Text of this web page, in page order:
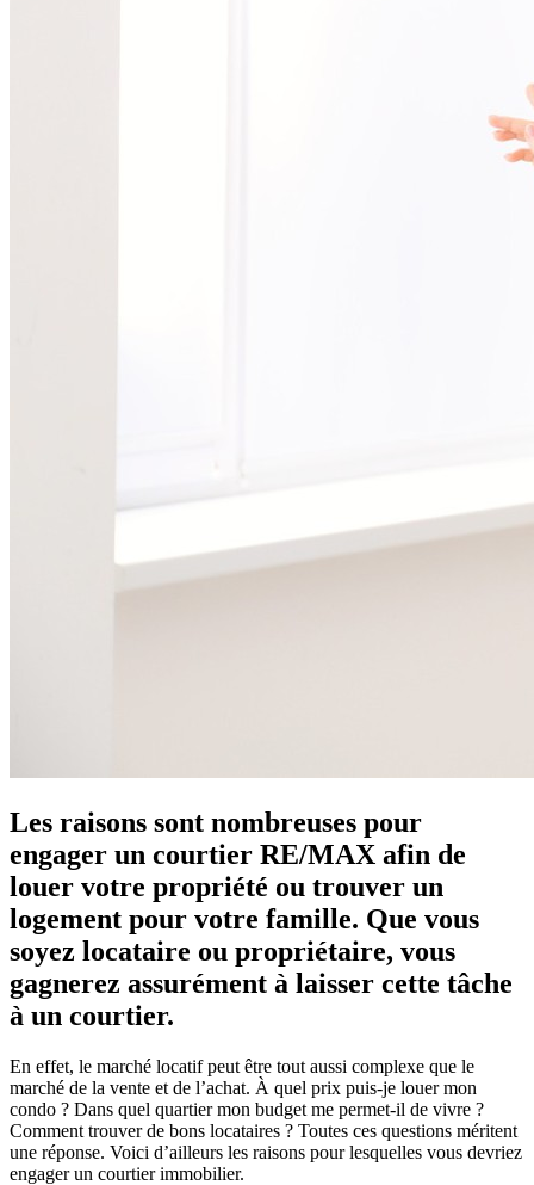
Les raisons sont nombreuses pour
engager un courtier RE/MAX afin de
louer votre propriété ou trouver un
logement pour votre famille. Que vous
soyez locataire ou propriétaire, vous
gagnerez assurément à laisser cette tâche
à un courtier.
En effet, le marché locatif peut être tout aussi complexe que le
marché de la vente et de l’achat. À quel prix puis-je louer mon
condo ? Dans quel quartier mon budget me permet-il de vivre ?
Comment trouver de bons locataires ? Toutes ces questions méritent
une réponse. Voici d’ailleurs les raisons pour lesquelles vous devriez
engager un courtier immobilier.